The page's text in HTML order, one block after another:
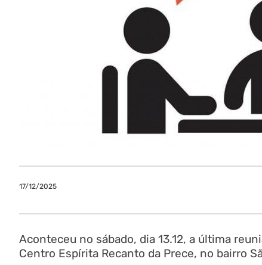
17/12/2025
Aconteceu no sábado, dia 13.12, a última
Centro Espírita Recanto da Prece, no bairro